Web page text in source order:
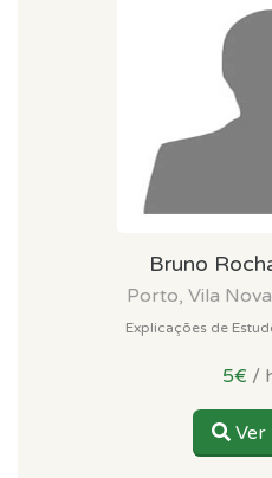
Bruno
Porto, Vila
Explicações de
5€ /
Ver